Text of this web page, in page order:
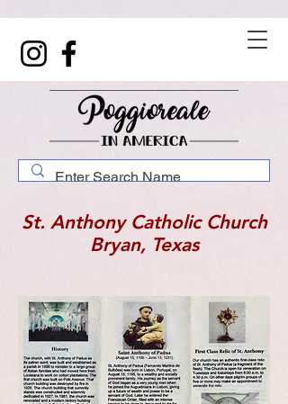
St. Anthony Catholic Church
Bryan, Texas